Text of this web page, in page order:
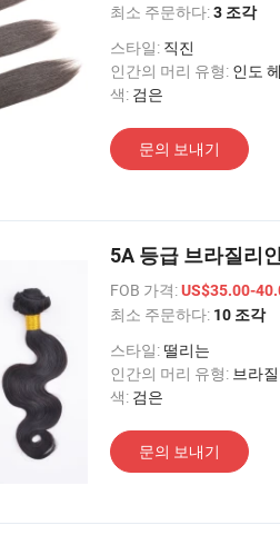
최소 주문하다:3 조각
스타일: 직진
인간의 머리 유형: 인도
색: 검은
문의 보내기
5A 등급 브라질리
FOB 가격:US$35.00-
최소 주문하다: 10 조각
스타일: 떨리는
인간의 머리 유형: 브라
색: 검은
문의 보내기